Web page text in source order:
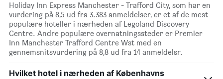
Holiday Inn Express Manchester - Trafford City, som har en
vurdering på 8,5 ud fra 3.383 anmeldelser, er et af de mest
populære hoteller i nærheden af Legoland Discovery
Centre. Andre populære overnatningssteder er Premier
Inn Manchester Trafford Centre Wst med en
gennemsnitsvurdering på 8,8 ud fra 14 anmeldelsr.
Hvilket hotel i nærheden af Københavns